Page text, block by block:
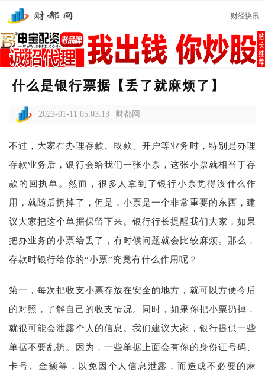
财经快讯
什么是银行票据【丢了就麻烦了】
2023-01-11 05:03:13 财都网
不过，大家在办理存款、取款、开户等业务时，特别是办理
存款业务后，银行会给我们一张小票，这张小票就相当于存
款的回执单。然而，很多人拿到了银行小票觉得没什么作
用，就随后扔掉了，但是，小票是一个非常重要的东西，建
议大家把这个单据保留下来。银行行长提醒我们大家，如果
把办业务的小票给丢了，有时候问题就会比较麻烦。那么，
存款时银行给你的“小票”究竟有什么作用呢？
第一，每次把收支小票存放在安全的地方，就可以方便今后
的对照，了解自己的收支情况。同时，如果你把小票扔掉，
就很可能会泄露个人的信息。我们建议大家，银行提供一些
单据不要乱扔。因为，一些单据上面会有你的身份证号码、
卡号、金额等，以免因个人信息泄露，而造成不必要的麻